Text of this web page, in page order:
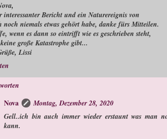
interessanter Bericht und ein Naturereignis von
noch niemals etwas gehört habe, danke fürs Mitteilen.
wenn es dann so eintrifft wie es geschrieben steht,
keine große Katastrophe gibt...
Lissi
Nova
Montag, Dezember 28, 2020
Gell..ich bin auch immer wieder erstaunt was man
kann.